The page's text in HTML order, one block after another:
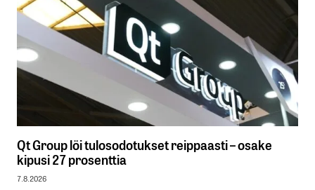
Qt Group löi tulosodotukset reippaasti – osake
kipusi 27 prosenttia
7.8.2026